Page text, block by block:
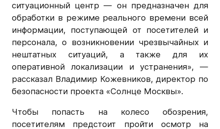
ситуационный центр — он предназначен для
обработки в режиме реального времени всей
информации, поступающей от посетителей и
персонала, о возникновении чрезвычайных и
нештатных ситуаций, а также для их
оперативной локализации и устранения», —
рассказал Владимир Кожевников, директор по
безопасности проекта «Солнце Москвы».
Чтобы попасть на колесо обозрения,
посетителям предстоит пройти осмотр на